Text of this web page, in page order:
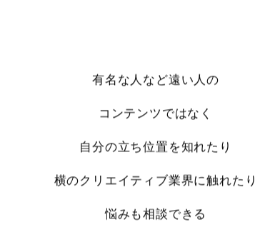
有名な人など遠い人の
コンテンツではなく
自分の立ち位置を知れたり
横のクリエイティブ業界に触れたり
悩みも相談できる